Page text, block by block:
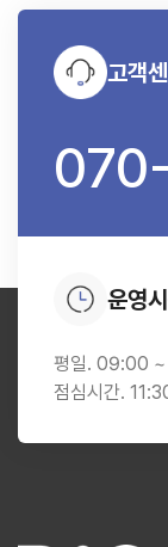
고객
운영
평일. 09:00 ~
점심시간.